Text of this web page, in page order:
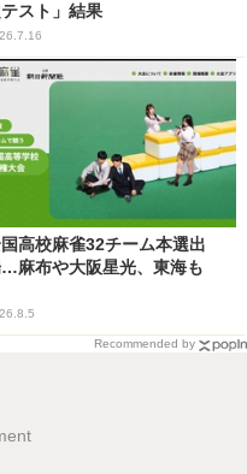
スト」結果
高校麻雀32チーム本選出
麻布や大阪星光、東海も
Recommended by